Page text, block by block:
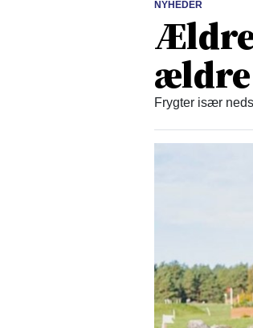
NYHEDER
ældre
Frygter især